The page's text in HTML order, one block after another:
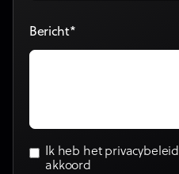
Bericht*
Ik heb het privacybeleid
akkoord